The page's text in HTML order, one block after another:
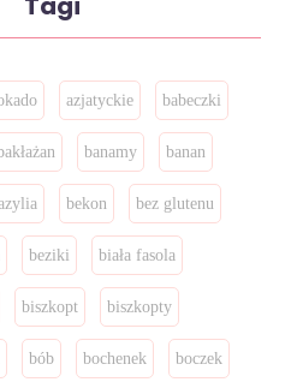
azjatyckie babeczki
banamy banan
bekon bez glutenu
beziki biała fasola
biszkopt biszkopty
bób bochenek boczek